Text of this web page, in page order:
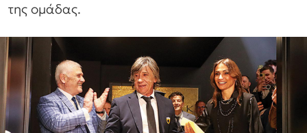
της ομάδας.